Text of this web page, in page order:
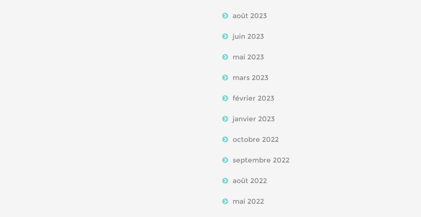
août 2023
juin 2023
mai 2023
mars 2023
février 2023
janvier 2023
octobre 2022
septembre 2022
août 2022
mai 2022